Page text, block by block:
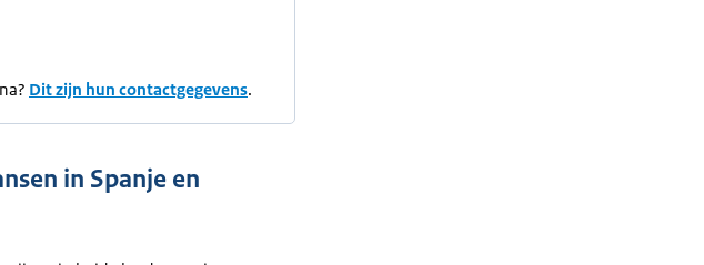
Dit zijn hun contactgegevens.
in Spanje en